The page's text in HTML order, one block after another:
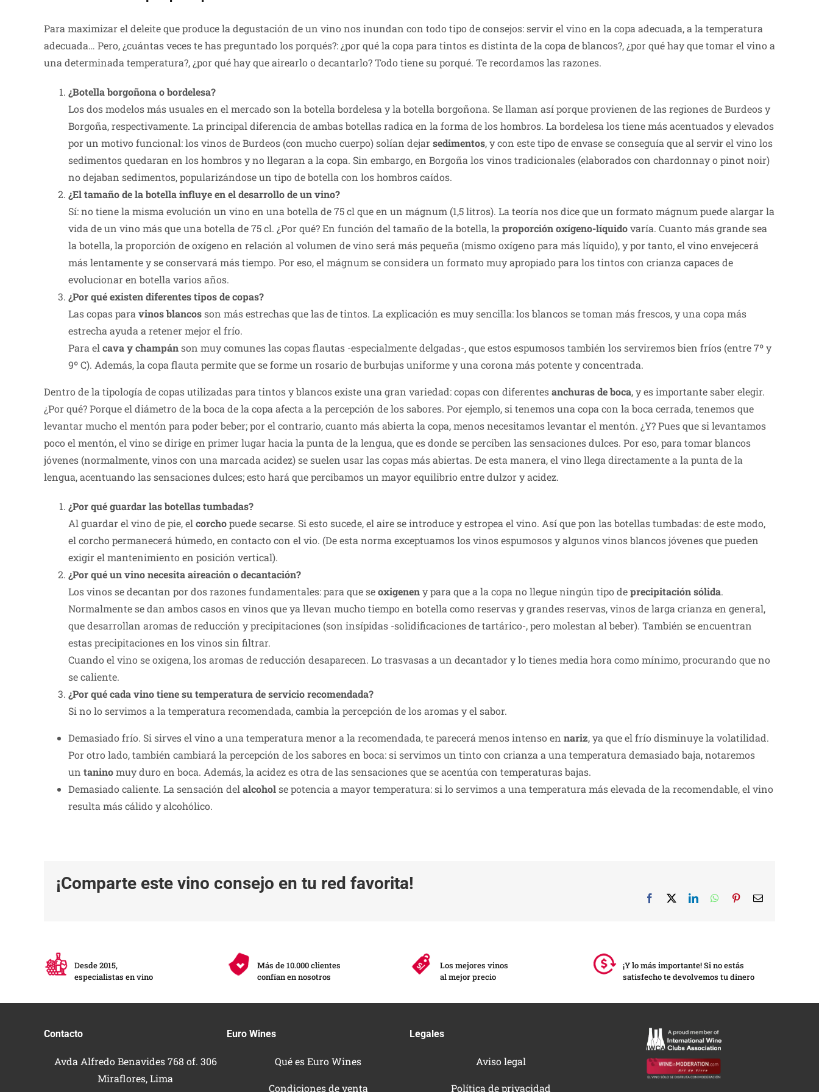
Para maximizar el deleite que produce la degustación de un vino nos inundan con todo tipo de consejos: servir el vino en la copa adecuada, a la temperatura
adecuada… Pero, ¿cuántas veces te has preguntado los porqués?: ¿por qué la copa para tintos es distinta de la copa de blancos?, ¿por qué hay que tomar el vino a
una determinada temperatura?, ¿por qué hay que airearlo o decantarlo? Todo tiene su porqué. Te recordamos las razones.
¿Botella borgoñona o bordelesa?
Los dos modelos más usuales en el mercado son la botella bordelesa y la botella borgoñona. Se llaman así porque provienen de las regiones de Burdeos y
Borgoña, respectivamente. La principal diferencia de ambas botellas radica en la forma de los hombros. La bordelesa los tiene más acentuados y elevados
por un motivo funcional: los vinos de Burdeos (con mucho cuerpo) solían dejarsedimentos, y con este tipo de envase se conseguía que al servir el vino los
sedimentos quedaran en los hombros y no llegaran a la copa. Sin embargo, en Borgoña los vinos tradicionales (elaborados con chardonnay o pinot noir)
no dejaban sedimentos, popularizándose un tipo de botella con los hombros caídos.
¿El tamaño de la botella influye en el desarrollo de un vino?
Sí: no tiene la misma evolución un vino en una botella de 75 cl que en un mágnum (1,5 litros). La teoría nos dice que un formato mágnum puede alargar la
vida de un vino más que una botella de 75 cl. ¿Por qué? En función del tamaño de la botella, la proporción oxígeno-líquidovaría. Cuanto más grande sea
la botella, la proporción de oxígeno en relación al volumen de vino será más pequeña (mismo oxígeno para más líquido), y por tanto, el vino envejecerá
más lentamente y se conservará más tiempo. Por eso, el mágnum se considera un formato muy apropiado para los tintos con crianza capaces de
evolucionar en botella varios años.
¿Por qué existen diferentes tipos de copas?
Las copas para vinos blancosson más estrechas que las de tintos. La explicación es muy sencilla: los blancos se toman más frescos, y una copa más
estrecha ayuda a retener mejor el frío.
Para el cava y champánson muy comunes las copas flautas -especialmente delgadas-, que estos espumosos también los serviremos bien fríos (entre 7º y
9º C). Además, la copa flauta permite que se forme un rosario de burbujas uniforme y una corona más potente y concentrada.
Dentro de la tipología de copas utilizadas para tintos y blancos existe una gran variedad: copas con diferentesanchuras de boca, y es importante saber elegir.
¿Por qué? Porque el diámetro de la boca de la copa afecta a la percepción de los sabores. Por ejemplo, si tenemos una copa con la boca cerrada, tenemos que
levantar mucho el mentón para poder beber; por el contrario, cuanto más abierta la copa, menos necesitamos levantar el mentón. ¿Y? Pues que si levantamos
poco el mentón, el vino se dirige en primer lugar hacia la punta de la lengua, que es donde se perciben las sensaciones dulces. Por eso, para tomar blancos
jóvenes (normalmente, vinos con una marcada acidez) se suelen usar las copas más abiertas. De esta manera, el vino llega directamente a la punta de la
lengua, acentuando las sensaciones dulces; esto hará que percibamos un mayor equilibrio entre dulzor y acidez.
¿Por qué guardar las botellas tumbadas?
Al guardar el vino de pie, el corchopuede secarse. Si esto sucede, el aire se introduce y estropea el vino. Así que pon las botellas tumbadas: de este modo,
el corcho permanecerá húmedo, en contacto con el vio. (De esta norma exceptuamos los vinos espumosos y algunos vinos blancos jóvenes que pueden
exigir el mantenimiento en posición vertical).
¿Por qué un vino necesita aireación o decantación?
Los vinos se decantan por dos razones fundamentales: para que seoxigeneny para que a la copa no llegue ningún tipo deprecipitación sólida.
Normalmente se dan ambos casos en vinos que ya llevan mucho tiempo en botella como reservas y grandes reservas, vinos de larga crianza en general,
que desarrollan aromas de reducción y precipitaciones (son insípidas -solidificaciones de tartárico-, pero molestan al beber). También se encuentran
estas precipitaciones en los vinos sin filtrar.
Cuando el vino se oxigena, los aromas de reducción desaparecen. Lo trasvasas a un decantador y lo tienes media hora como mínimo, procurando que no
se caliente.
¿Por qué cada vino tiene su temperatura de servicio recomendada?
Si no lo servimos a la temperatura recomendada, cambia la percepción de los aromas y el sabor.
Demasiado frío. Si sirves el vino a una temperatura menor a la recomendada, te parecerá menos intenso en nariz, ya que el frío disminuye la volatilidad.
Por otro lado, también cambiará la percepción de los sabores en boca: si servimos un tinto con crianza a una temperatura demasiado baja, notaremos
un taninomuy duro en boca. Además, la acidez es otra de las sensaciones que se acentúa con temperaturas bajas.
Demasiado caliente. La sensación del alcoholse potencia a mayor temperatura: si lo servimos a una temperatura más elevada de la recomendable, el vino
resulta más cálido y alcohólico.
¡Comparte este vino consejo en tu red favorita!
Facebook LinkedInWhatsApp
PinterestCorreo
Desde 2015,
especialistas en vino
Más de 10.000 clientes
confían en nosotros
Los mejores vinos
al mejor precio
¡Y lo más importante! Si no estás
satisfecho te devolvemos tu dinero
Contacto
Avda Alfredo Benavides 768 of. 306
Miraflores, Lima
Euro Wines
Qué es Euro Wines
Condiciones de venta
Legales
Aviso legal
Política de privacidad